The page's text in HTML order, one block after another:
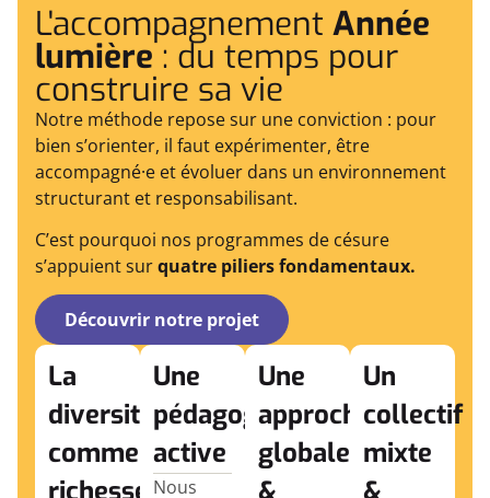
L'accompagnement Année
lumière: du temps pour
construire sa vie
Notre méthode repose sur une conviction : pour
bien s’orienter, il faut expérimenter, être
accompagné·e et évoluer dans un environnement
structurant et responsabilisant.
C’est pourquoi nos programmes de césure
s’appuient surquatre piliers fondamentaux.
Découvrir notre projet
La
diversité
comme
Une
pédagogie
active
Nous
Une
approche
globale
Un
collectif
mixte